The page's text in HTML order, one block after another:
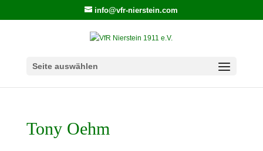
info@vfr-nierstein.com
Seite auswählen
Tony Oehm